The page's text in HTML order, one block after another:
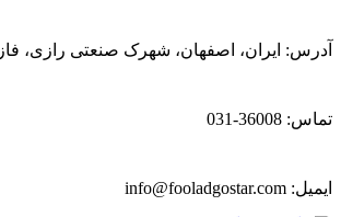
آدرس: ایران، اصفهان، شهرک صنعتی رازی، فاز 3، میدان توسعه، بلوار پیشتازان
تماس: 36008-031
ایمیل: info@fooladgostar.com